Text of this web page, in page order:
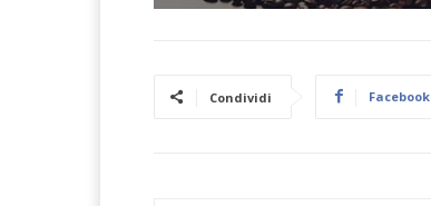
Condividi Facebook